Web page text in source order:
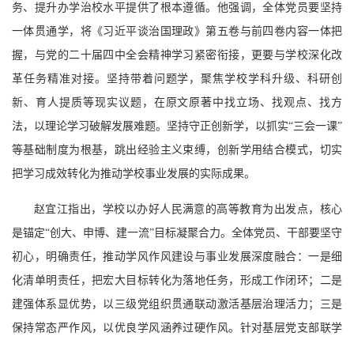
务、提升办学治校水平提供了根本遵循。他强调，全体党员要坚持
一体贯通学，将《习近平谈治国理政》第五卷与前四卷内容一体把
握，与党的二十届四中全会精神学习紧密衔接，更要与学校深化改
革任务精准对接。坚持带着问题学，聚焦学校学科升级、科研创
新、育人提质等现实议题，在原文原著中找立场、找观点、找方
法，以理论学习破解发展难题。坚持守正创新学，以抓实“三会一课”
等基础制度为根基，跳出经验主义束缚，创新学用结合模式，切实
把学习成效转化为推动学校事业发展的实际成果。
赵宜江指出，学校以办好人民满意的高等教育为出发点，核心
是锚定“创大、申博、建一流”目标凝聚合力。全体党员、干部要坚守
初心，明确责任，推动学风作风建设与事业发展深度融合：一是细
化清单明责任，把宏大目标转化为落地任务，形成工作闭环；二是
建强体系显优势，以三级党组织贯通联动激活基层治理活力；三是
保持常态严作风，以优良学风涵养过硬作风。针对基层党支部联学